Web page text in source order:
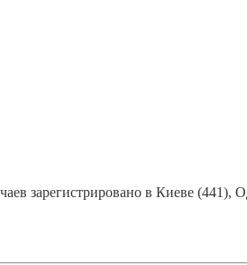
зарегистрировано в Киеве (441),